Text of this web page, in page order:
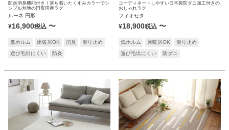
防炎消臭機能付き！落ち着いたくすみカラーでシ
ンプル無地の円形国産ラグ
ルーネ 円形
¥16,900税込 〜
低ホルム 床暖房OK 消臭
滑り止め
遊び毛出にくい
防炎
コーディネートしやすい日本製防ダニ加工付きの
おしゃれラグ
フィオセタ
¥18,900税込 〜
低ホルム 床暖房OK
滑り止め
遊び毛出にくい
防ダニ